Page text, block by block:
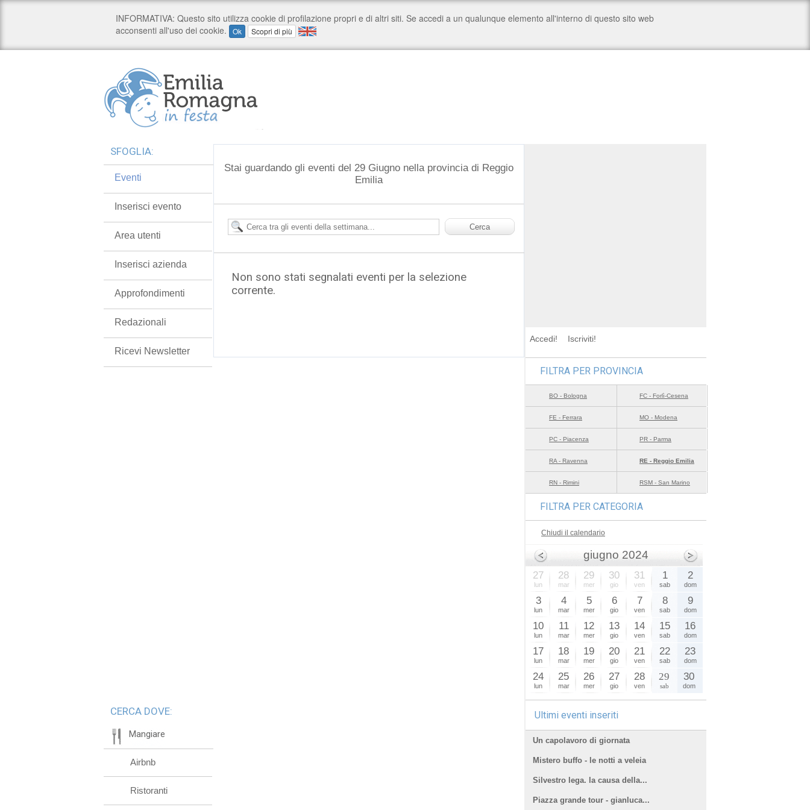
Stai guardando gli eventi del 29 Giugno nella provincia di Reggio
Emilia
Non sono stati segnalati eventi per la selezione
corrente.
SFOGLIA:
Eventi
Inserisci evento
Area utenti
Inserisci azienda
Approfondimenti
Redazionali
Ricevi Newsletter
CERCA DOVE:
Mangiare
Airbnb
Ristoranti
Accedi! Iscriviti!
FILTRA PER PROVINCIA
BO - Bologna FC - Forlì-Cesena
FE - Ferrara MO - Modena
PC - Piacenza PR - Parma
RA - Ravenna RE - Reggio Emilia
RN - Rimini RSM - San Marino
FILTRA PER CATEGORIA
Chiudi il calendario
giugno 2024
27
lun
28
mar
29
mer
30
gio
31
ven
1
sab
2
dom
3
lun
4
mar
5
mer
6
gio
7
ven
8
sab
9
dom
10
lun
11
mar
12
mer
13
gio
14
ven
15
sab
16
dom
17
lun
18
mar
19
mer
20
gio
21
ven
22
sab
23
dom
24
lun
25
mar
26
mer
27
gio
28
ven
29
sab
30
dom
Ultimi eventi inseriti
Un capolavoro di giornata
Mistero buffo - le notti a veleia
Silvestro lega. la causa della...
Piazza grande tour - gianluca...